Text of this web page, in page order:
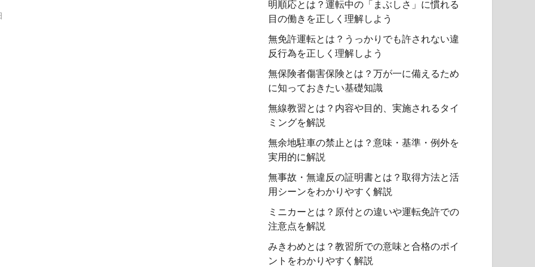
明順応とは？運転中の「まぶしさ」に慣れる
目の働きを正しく理解しよう
無免許運転とは？うっかりでも許されない違
反行為を正しく理解しよう
無保険者傷害保険とは？万が一に備えるため
に知っておきたい基礎知識
無線教習とは？内容や目的、実施されるタイ
ミングを解説
無余地駐車の禁止とは？意味・基準・例外を
実用的に解説
無事故・無違反の証明書とは？取得方法と活
用シーンをわかりやすく解説
ミニカーとは？原付との違いや運転免許での
注意点を解説
みきわめとは？教習所での意味と合格のポイ
ントをわかりやすく解説